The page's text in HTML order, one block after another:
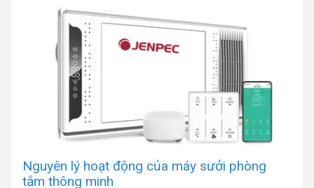
Nguyên lý hoạt động của máy sưởi phòng
tắm thông minh